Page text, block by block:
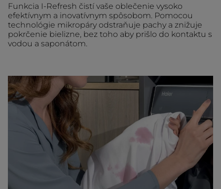
Funkcia I-Refresh čistí vaše oblečenie vysoko
efektívnym a inovatívnym spôsobom. Pomocou
technológie mikropáry odstraňuje pachy a znižuje
pokrčenie bielizne, bez toho aby prišlo do kontaktu s
vodou a saponátom.